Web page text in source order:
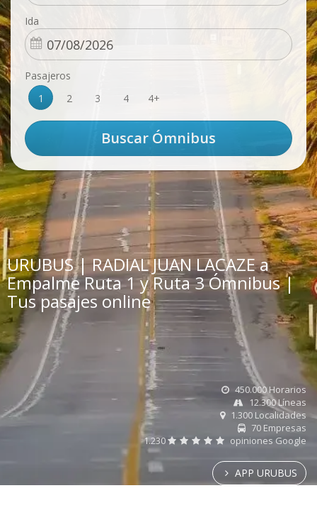
Ida
Pasajeros
1
2 3 4 4+
URUBUS | RADIAL JUAN LACAZE a
Empalme Ruta 1 y Ruta 3 Ómnibus |
Tus pasajes online
450.000 Horarios
12.300 Líneas
1.300 Localidades
70 Empresas
1.230
opiniones Google
APP URUBUS